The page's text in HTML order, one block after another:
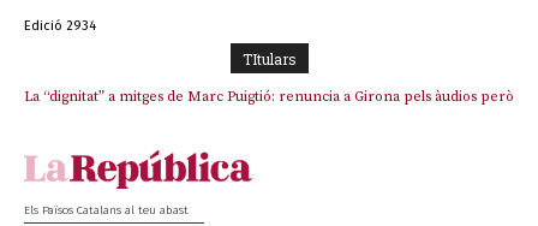
Edició 2934
TItulars
La “dignitat” a mitges de Marc Puigtió: renuncia a Girona pels àudios però
Els Països Catalans al teu abast